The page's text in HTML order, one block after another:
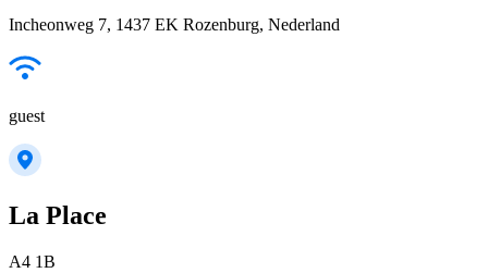
Incheonweg 7, 1437 EK Rozenburg, Nederland
guest
La Place
A4 1B